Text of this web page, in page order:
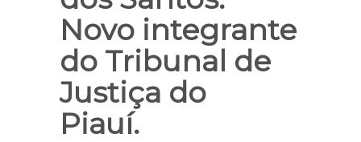
Novo integrante
do Tribunal de
Justiça do
Piauí.